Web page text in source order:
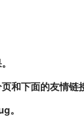
和下面的友情链
。